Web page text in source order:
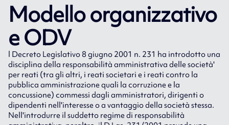
Modello organizzativo
e ODV
l Decreto Legislativo 8 giugno 2001 n. 231 ha introdotto una
disciplina della responsabilità amministrativa delle società'
per reati (tra gli altri, i reati societari e i reati contro la
pubblica amministrazione quali la corruzione e la
concussione) commessi dagli amministratori, dirigenti o
dipendenti nell'interesse o a vantaggio della società stessa.
Nell'introdurre il suddetto regime di responsabilità